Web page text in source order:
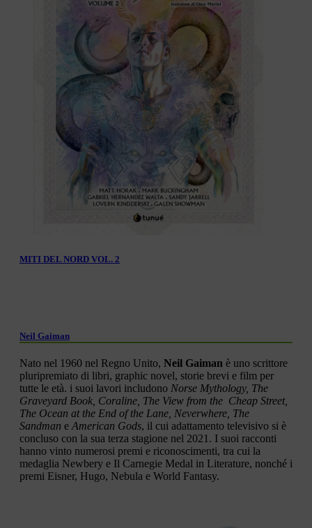
MITI DEL NORD VOL. 2
Neil Gaiman
Nato nel 1960 nel Regno Unito, Neil Gaiman è uno scrittore
pluripremiato di libri, graphic novel, storie brevi e film per
tutte le età. i suoi lavori includono Norse Mythology, The
Graveyard Book, Coraline, The View from the Cheap Street,
The Ocean at the End of the Lane, Neverwhere, The
Sandman e American Gods, il cui adattamento televisivo si è
concluso con la sua terza stagione nel 2021. I suoi racconti
hanno vinto numerosi premi e riconoscimenti, tra cui la
medaglia Newbery e Il Carnegie Medal in Literature, nonché i
premi Eisner, Hugo, Nebula e World Fantasy.